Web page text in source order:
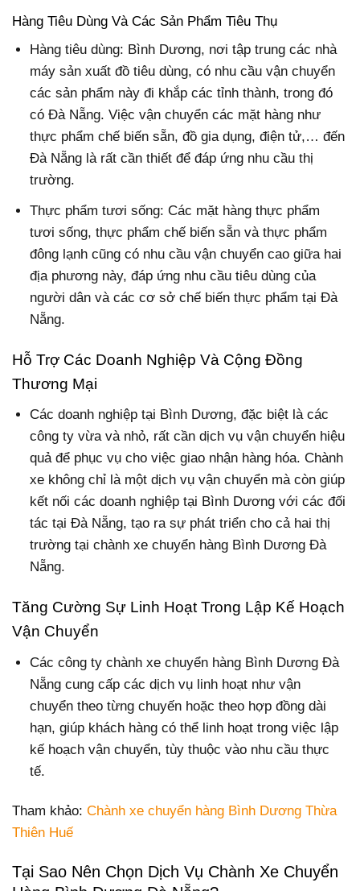
Hàng Tiêu Dùng Và Các Sản Phẩm Tiêu Thụ
Hàng tiêu dùng: Bình Dương, nơi tập trung các nhà
máy sản xuất đồ tiêu dùng, có nhu cầu vận chuyển
các sản phẩm này đi khắp các tỉnh thành, trong đó
có Đà Nẵng. Việc vận chuyển các mặt hàng như
thực phẩm chế biến sẵn, đồ gia dụng, điện tử,… đến
Đà Nẵng là rất cần thiết để đáp ứng nhu cầu thị
trường.
Thực phẩm tươi sống: Các mặt hàng thực phẩm
tươi sống, thực phẩm chế biến sẵn và thực phẩm
đông lạnh cũng có nhu cầu vận chuyển cao giữa hai
địa phương này, đáp ứng nhu cầu tiêu dùng của
người dân và các cơ sở chế biến thực phẩm tại Đà
Nẵng.
Hỗ Trợ Các Doanh Nghiệp Và Cộng Đồng
Thương Mại
Các doanh nghiệp tại Bình Dương, đặc biệt là các
công ty vừa và nhỏ, rất cần dịch vụ vận chuyển hiệu
quả để phục vụ cho việc giao nhận hàng hóa. Chành
xe không chỉ là một dịch vụ vận chuyển mà còn giúp
kết nối các doanh nghiệp tại Bình Dương với các đối
tác tại Đà Nẵng, tạo ra sự phát triển cho cả hai thị
trường tại chành xe chuyển hàng Bình Dương Đà
Nẵng.
Tăng Cường Sự Linh Hoạt Trong Lập Kế Hoạch
Vận Chuyển
Các công ty chành xe chuyển hàng Bình Dương Đà
Nẵng cung cấp các dịch vụ linh hoạt như vận
chuyển theo từng chuyến hoặc theo hợp đồng dài
hạn, giúp khách hàng có thể linh hoạt trong việc lập
kế hoạch vận chuyển, tùy thuộc vào nhu cầu thực
tế.
Tham khảo: Chành xe chuyển hàng Bình Dương Thừa
Thiên Huế
Tại Sao Nên Chọn Dịch Vụ Chành Xe Chuyển